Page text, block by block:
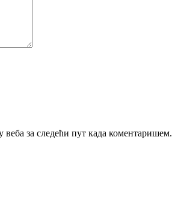
веба за следећи пут када коментаришем.